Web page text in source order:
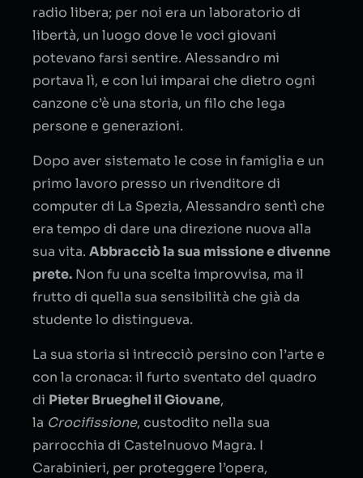
radio libera; per noi era un laboratorio di
libertà, un luogo dove le voci giovani
potevano farsi sentire. Alessandro mi
portava lì, e con lui imparai che dietro ogni
canzone c’è una storia, un filo che lega
persone e generazioni.
Dopo aver sistemato le cose in famiglia e un
primo lavoro presso un rivenditore di
computer di La Spezia, Alessandro sentì che
era tempo di dare una direzione nuova alla
sua vita. Abbracciò la sua missione e divenne
prete. Non fu una scelta improvvisa, ma il
frutto di quella sua sensibilità che già da
studente lo distingueva.
La sua storia si intrecciò persino con l’arte e
con la cronaca: il furto sventato del quadro
di Pieter Brueghel il Giovane,
la Crocifissione, custodito nella sua
parrocchia di Castelnuovo Magra. I
Carabinieri, per proteggere l’opera,